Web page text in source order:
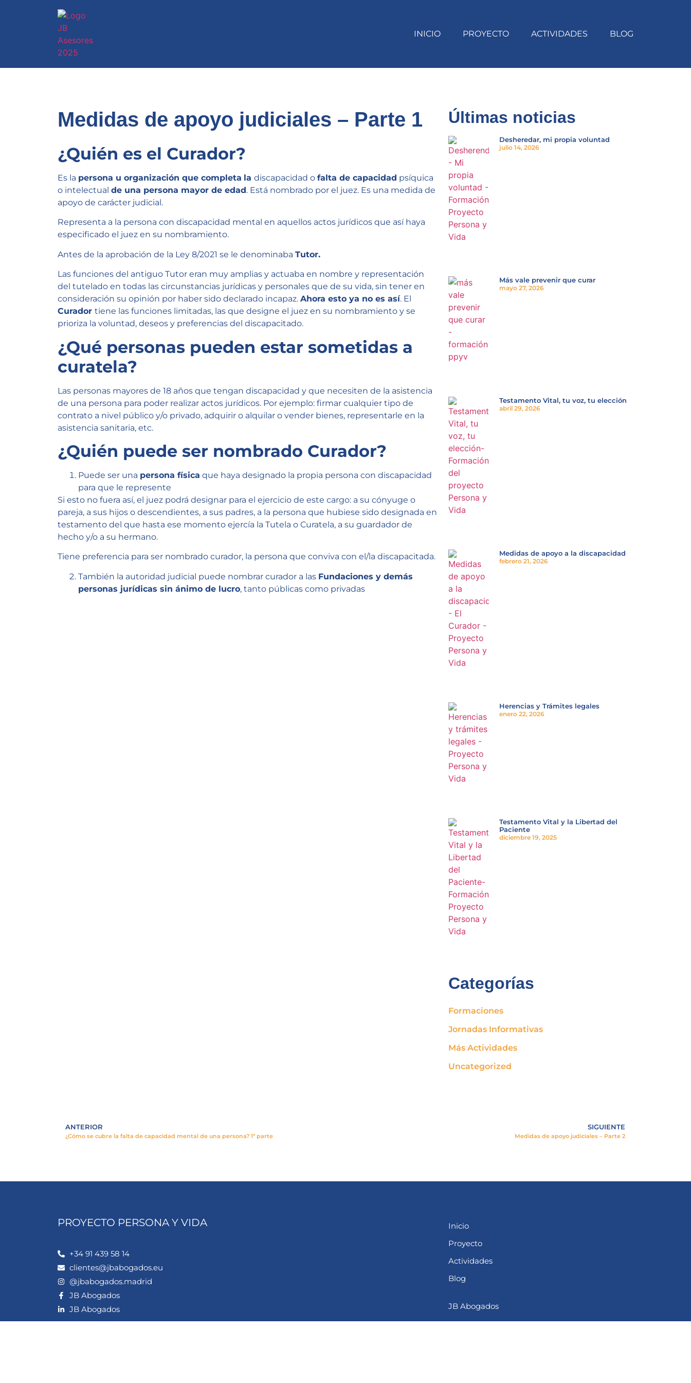
INICIO PROYECTO ACTIVIDADES BLOG
Medidas de apoyo judiciales – Parte 1
¿Quién es el Curador?
Es la persona u organización que completa la discapacidad o falta de capacidad psíquica
o intelectual de una persona mayor de edad. Está nombrado por el juez. Es una medida de
apoyo de carácter judicial.
Representa a la persona con discapacidad mental en aquellos actos jurídicos que así haya
especificado el juez en su nombramiento.
Antes de la aprobación de la Ley 8/2021 se le denominaba Tutor.
Las funciones del antiguo Tutor eran muy amplias y actuaba en nombre y representación
del tutelado en todas las circunstancias jurídicas y personales que de su vida, sin tener en
consideración su opinión por haber sido declarado incapaz. Ahora esto ya no es así. El
Curador tiene las funciones limitadas, las que designe el juez en su nombramiento y se
prioriza la voluntad, deseos y preferencias del discapacitado.
¿Qué personas pueden estar sometidas a
curatela?
Las personas mayores de 18 años que tengan discapacidad y que necesiten de la asistencia
de una persona para poder realizar actos jurídicos. Por ejemplo: firmar cualquier tipo de
contrato a nivel público y/o privado, adquirir o alquilar o vender bienes, representarle en la
asistencia sanitaria, etc.
¿Quién puede ser nombrado Curador?
Puede ser una persona física que haya designado la propia persona con discapacidad
para que le represente
Si esto no fuera así, el juez podrá designar para el ejercicio de este cargo: a su cónyuge o
pareja, a sus hijos o descendientes, a sus padres, a la persona que hubiese sido designada en
testamento del que hasta ese momento ejercía la Tutela o Curatela, a su guardador de
hecho y/o a su hermano.
Tiene preferencia para ser nombrado curador, la persona que conviva con el/la discapacitada.
También la autoridad judicial puede nombrar curador a las Fundaciones y demás
personas jurídicas sin ánimo de lucro, tanto públicas como privadas
Últimas noticias
Desheredar, mi propia voluntad
julio 14, 2026
Más vale prevenir que curar
mayo 27, 2026
Testamento Vital, tu voz, tu elección
abril 29, 2026
Medidas de apoyo a la discapacidad
febrero 21, 2026
Herencias y Trámites legales
enero 22, 2026
Testamento Vital y la Libertad del
Paciente
diciembre 19, 2025
Categorías
Formaciones
Jornadas Informativas
Más Actividades
Uncategorized
ANTERIOR
¿Cómo se cubre la falta de capacidad mental de una persona? 1ª parte
SIGUIENTE
Medidas de apoyo judiciales – Parte 2
PROYECTO PERSONA Y VIDA
+34 91 439 58 14
clientes@jbabogados.eu
@jbabogados.madrid
JB Abogados
JB Abogados
Inicio
Proyecto
Actividades
Blog
JB Abogados